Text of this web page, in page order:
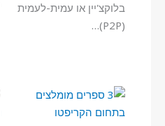
בלוקצ'יין או עמית-לעמית
(P2P)…